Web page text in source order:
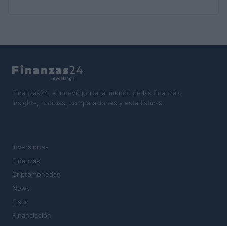
Finanzas24, el nuevo portal al mundo de las finanzas.
Insights, noticias, comparaciones y estadísticas.
Inversiones
Finanzas
Criptomonedas
News
Fisco
Financiación